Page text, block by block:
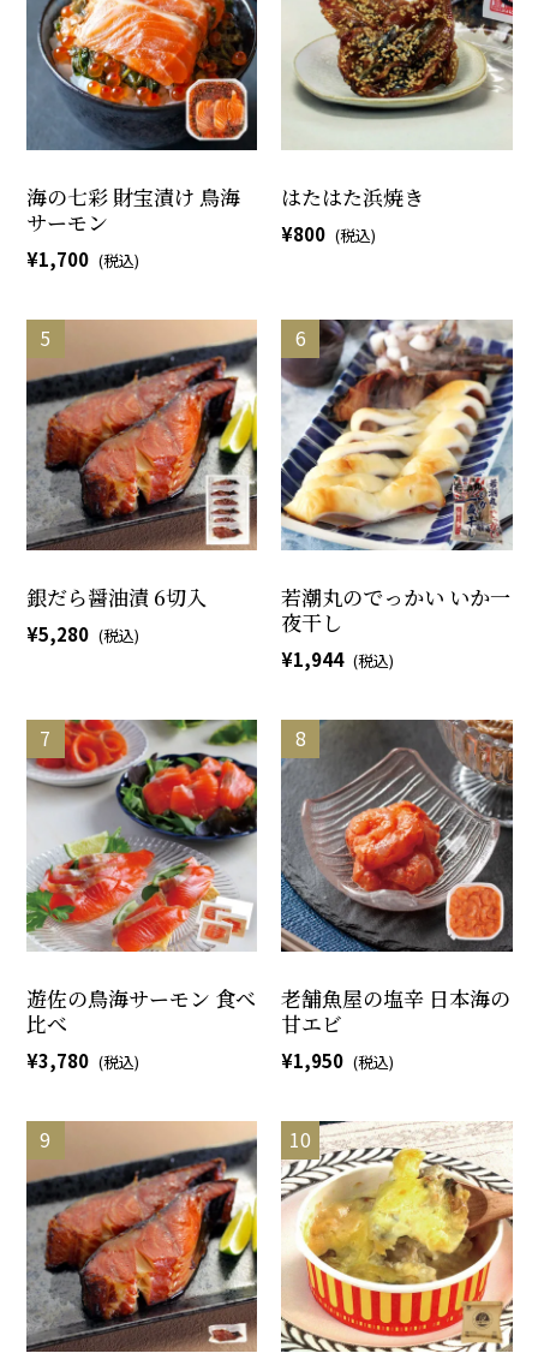
海の七彩 財宝漬け 鳥海
サーモン
1,700
はたはた浜焼き
800
銀だら醤油漬 6切入
5,280
若潮丸のでっかい いか一
夜干し
1,944
遊佐の鳥海サーモン 食べ
比べ
3,780
老舗魚屋の塩辛 日本海の
甘エビ
1,950